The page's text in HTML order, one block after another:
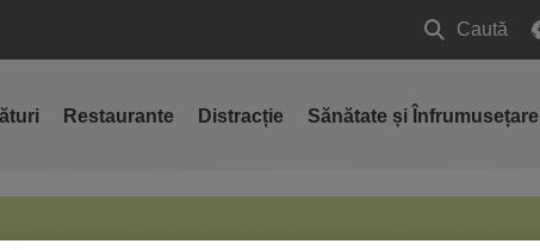
Caută
Caută
Restaurante Distracție Sănătate și Înfrumusețare